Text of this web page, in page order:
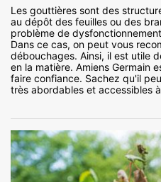
Les gouttières sont des
au dépôt des feuilles ou des
problème de
Dans ce cas, on peut vous
débouchages. Ainsi, il est utile
en la matière. Amiens Germain
faire confiance. Sachez qu'il
très abordables et accessibles